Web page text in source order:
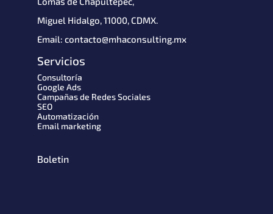
Miguel Hidalgo, 11000, CDMX.
Email: contacto@mhaconsulting.mx
Servicios
Consultoría
Google Ads
Campañas de Redes Sociales
SEO
Automatización
Email marketing
Boletin